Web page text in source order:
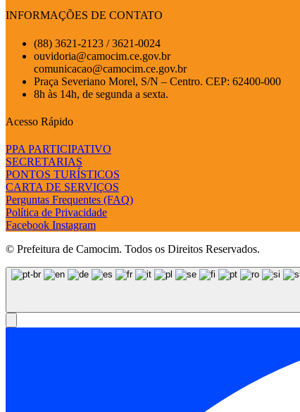
INFORMAÇÕES DE CONTATO
(88) 3621-2123 / 3621-0024
ouvidoria@camocim.ce.gov.br
comunicacao@camocim.ce.gov.br
Praça Severiano Morel, S/N – Centro. CEP: 62400-000
8h às 14h, de segunda a sexta.
Acesso Rápido
PPA PARTICIPATIVO
SECRETARIAS
PONTOS TURÍSTICOS
CARTA DE SERVIÇOS
Perguntas Frequentes (FAQ)
Política de Privacidade
Facebook Instagram
© Prefeitura de Camocim. Todos os Direitos Reservados.